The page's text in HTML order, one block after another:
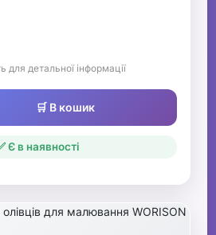
для детальної інформації
🛒 В кошик
Є в наявності